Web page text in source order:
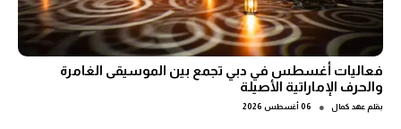
فعاليات أغسطس في دبي تجمع بين الموسيقى الغامرة
والحرف الإماراتية الأصيلة
بقلم عهد كمال ● 06 أغسطس 2026